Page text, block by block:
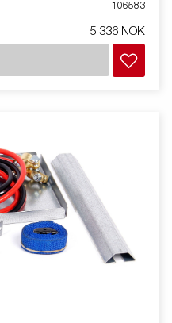
106583
5 336 NOK